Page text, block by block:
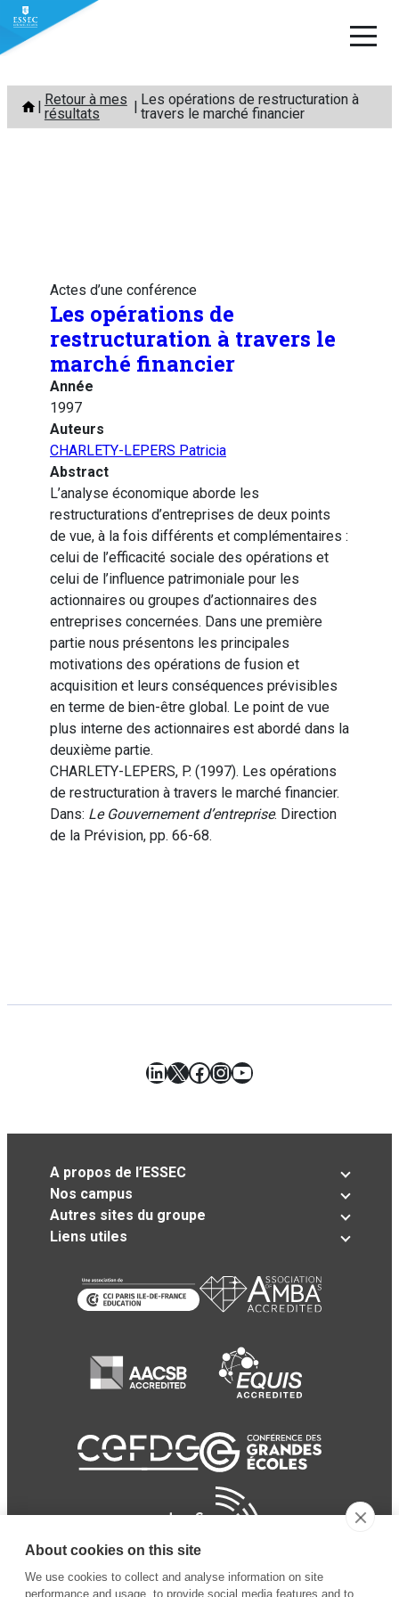
Aller
contenu
Retour à mes
résultats
Les opérations de restructuration à
travers le marché financier
Actes d’une conférence
Les opérations de
restructuration à travers le
marché financier
Année
1997
Auteurs
CHARLETY-LEPERS Patricia
Abstract
L’analyse économique aborde les
restructurations d’entreprises de deux points
de vue, à la fois différents et complémentaires :
celui de l’efficacité sociale des opérations et
celui de l’influence patrimoniale pour les
actionnaires ou groupes d’actionnaires des
entreprises concernées. Dans une première
partie nous présentons les principales
motivations des opérations de fusion et
acquisition et leurs conséquences prévisibles
en terme de bien-être global. Le point de vue
plus interne des actionnaires est abordé dans la
deuxième partie.
CHARLETY-LEPERS, P. (1997). Les opérations
de restructuration à travers le marché financier.
Dans: Le Gouvernement d’entreprise. Direction
de la Prévision, pp. 66-68.
LinkedIn
X Facebook
Instagram
YouTube
A propos de l’ESSEC
Nos campus
Autres sites du groupe
Liens utiles
About cookies on this site
We use cookies to collect and analyse information on site
performance and usage, to provide social media features and to